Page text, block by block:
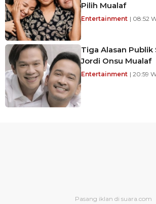
Pilih Mualaf
Entertainment | 08:52
Tiga Alasan
Jordi Onsu Mualaf
Entertainment | 20:59